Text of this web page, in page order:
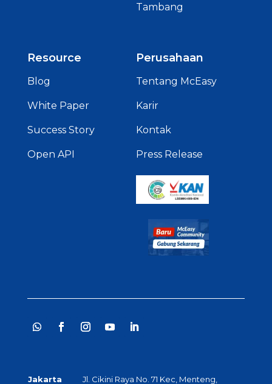
Tambang
Resource
Blog
White Paper
Success Story
Open API
Perusahaan
Tentang McEasy
Karir
Kontak
Press Release
Jakarta Jl. Cikini Raya No. 71 Kec, Menteng,